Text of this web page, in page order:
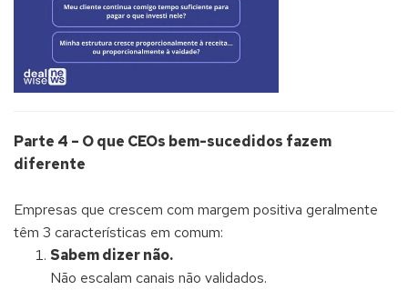
Parte 4 – O que CEOs bem-sucedidos fazem
diferente
Empresas que crescem com margem positiva geralmente
têm 3 características em comum:
Sabem dizer não.
Não escalam canais não validados.